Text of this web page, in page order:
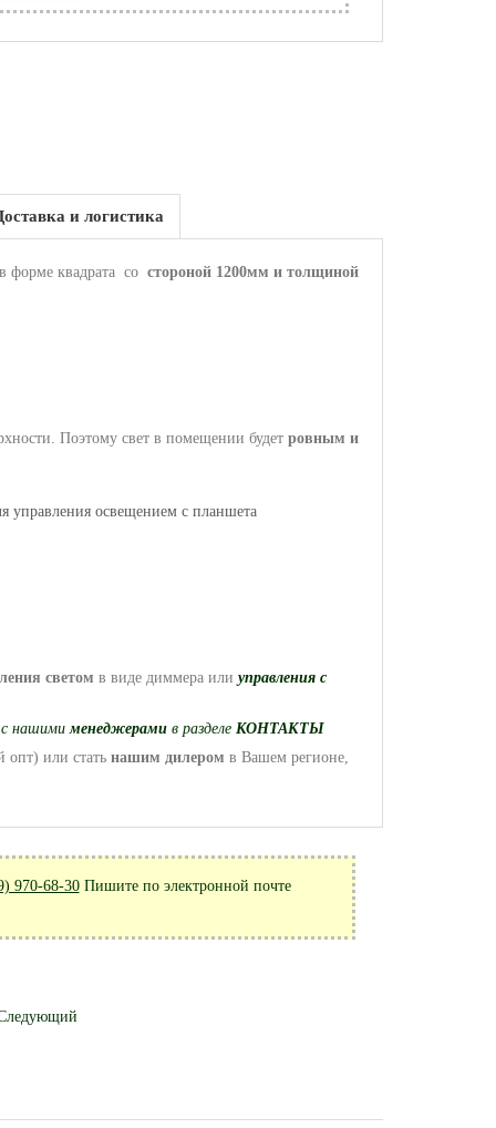
и логистика
форме квадрата со стороной 1200мм и толщиной
Поэтому свет в помещении будет ровным и
управления освещением с планшета
светом в виде диммера или управления с
с нашимименеджерамив разделе КОНТАКТЫ
опт) или стать нашим дилером в Вашем регионе,
970-68-30Пишите по электронной почте